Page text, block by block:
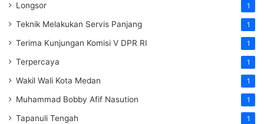
Longsor 1
Teknik Melakukan Servis Panjang 1
Terima Kunjungan Komisi V DPR RI 1
Terpercaya 1
Wakil Wali Kota Medan 1
Muhammad Bobby Afif Nasution 1
Tapanuli Tengah 1